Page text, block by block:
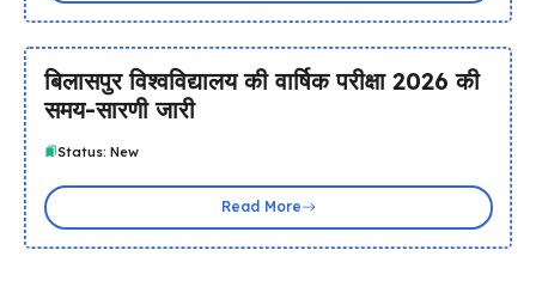
बिलासपुर विश्वविद्यालय की वार्षिक परीक्षा 2026 की
समय-सारणी जारी
Status: New
Read More